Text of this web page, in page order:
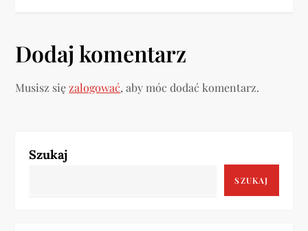
a
c
a
Dodaj komentarz
Musisz sięzalogować, aby móc dodać komentarz.
Szukaj
SZUKAJ